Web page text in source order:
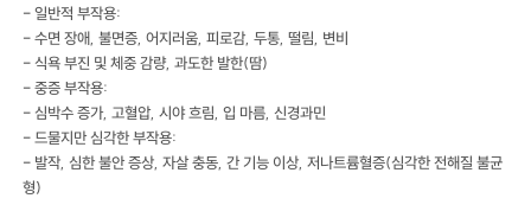
- 일반적 부작용:
- 수면 장애, 불면증, 어지러움, 피로감, 두통, 떨림, 변비
- 식욕 부진 및 체중 감량, 과도한 발한(땀)
- 중증 부작용:
- 심박수 증가, 고혈압, 시야 흐림, 입 마름, 신경과민
- 드물지만 심각한 부작용:
- 발작, 심한 불안 증상, 자살 충동, 간 기능 이상, 저나트륨혈증(심각한 전해질 불균
형)